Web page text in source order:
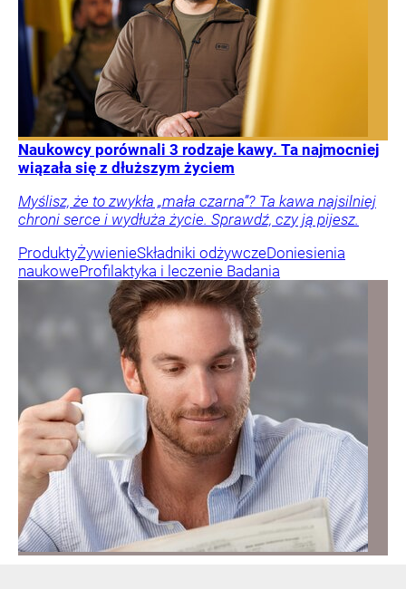
Naukowcy porównali 3 rodzaje kawy. Ta najmocniej
wiązała się z dłuższym życiem
Myślisz, że to zwykła „mała czarna”? Ta kawa najsilniej
chroni serce i wydłuża życie. Sprawdź, czy ją pijesz.
ProduktyŻywienieSkładniki odżywczeDoniesienia
naukoweProfilaktyka i leczenie Badania